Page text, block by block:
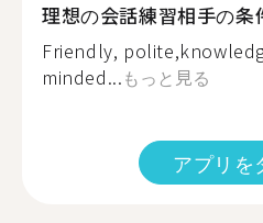
理想の会話練習相手の条
Friendly,
minded...もっと見る
アプリを